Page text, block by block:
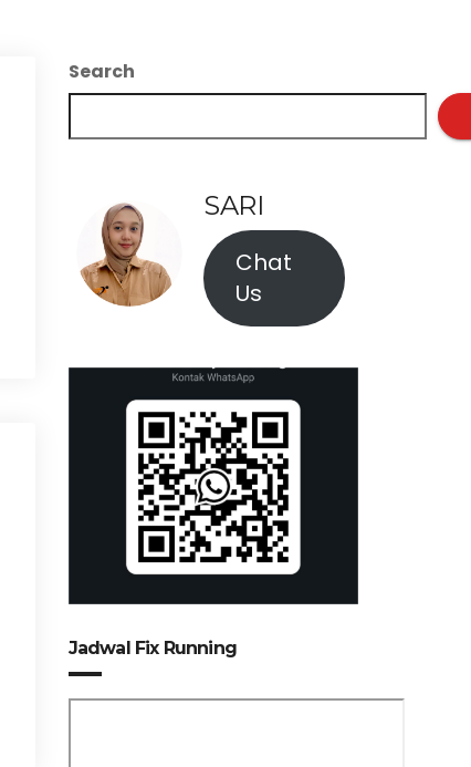
Search
SARI
Chat
Us
Jadwal Fix Running